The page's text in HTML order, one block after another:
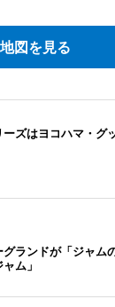
地図を見る
ーズはヨコハマ・グ
ランドが「ジャム
ム」